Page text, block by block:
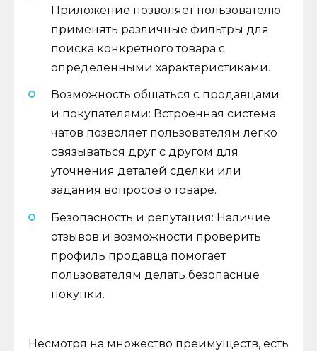
Приложение позволяет пользователю
применять различные фильтры для
поиска конкретного товара с
определенными характеристиками.
Возможность общаться с продавцами
и покупателями: Встроенная система
чатов позволяет пользователям легко
связываться друг с другом для
уточнения деталей сделки или
задания вопросов о товаре.
Безопасность и репутация: Наличие
отзывов и возможности проверить
профиль продавца помогает
пользователям делать безопасные
покупки.
Несмотря на множество преимуществ, есть